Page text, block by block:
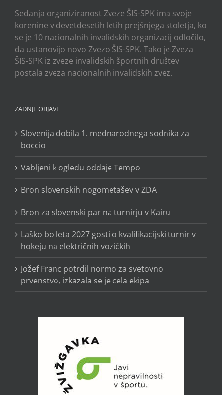
Sedanja organiziranost Zveze ŠIS-SPK ima svoje
korenine v devetdesetih letih prejšnjega stoletja, ko
se je 10 nacionalnih invalidskih organizacij odločilo,
da ustanovijo novo Zvezo ŠIS-SPK. Tako je Zveza
ŠIS-SPK iz zveze invalidskih športnih društev
postala zveza nacionalnih invalidskih zvez.
ZADNJE OBJAVE
Slovenija dobila 1. mednarodnega sodnika za
boccio
Vabljeni k ogledu oddaje Tempo
Bron slovenskih nogometašev v ZDA
Bron za slovenski par na turnirju v Kairu
Laško bo leta 2027 gostilo kvalifikacijski turnir v
hokeju na električnih vozičkih
Jožef Franc potrdil normo za svetovno
prvenstvo, izkazala se je cela ekipa